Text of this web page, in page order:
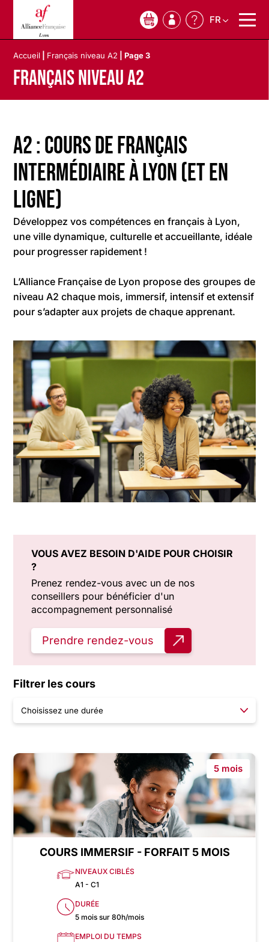
0 FR
Accueil Français niveau A2 |Page 3
Français niveau A2
A2 : cours de français
intermédiaire à Lyon (et en
ligne)
Développez vos compétences en français à Lyon,
une ville dynamique, culturelle et accueillante, idéale
pour progresser rapidement !
L’Alliance Française de Lyon propose des groupes de
niveau A2 chaque mois, immersif, intensif et extensif
pour s’adapter aux projets de chaque apprenant.
Filtrer les cours
VOUS AVEZ BESOIN D'AIDE POUR CHOISIR
?
Prenez rendez-vous avec un de nos
conseillers pour bénéficier d'un
accompagnement personnalisé
Prendre rendez-vous
5 mois
COURS IMMERSIF - FORFAIT 5 MOIS
NIVEAUX CIBLÉS
A1 - C1
DURÉE
5 mois sur 80h/mois
EMPLOI DU TEMPS